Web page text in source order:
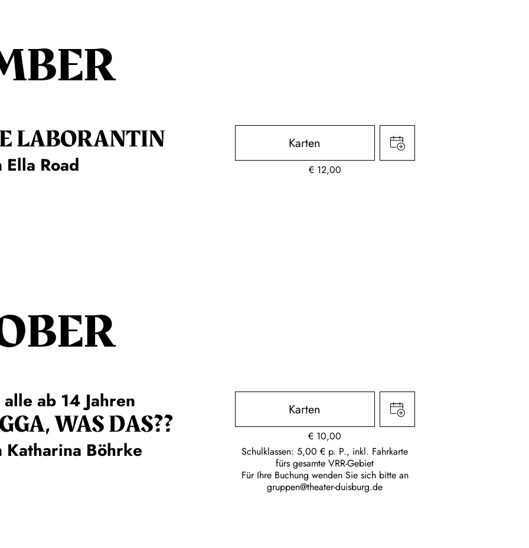
LA­BO­RAN­TIN
Ella Road
Karten
€ 12,00
ab 14 Jahren
WAS DAS??
Katharina Böhrke
Karten
€ 10,00
Schulklassen: 5,00 € p. P., inkl. Fahrkarte
fürs gesamte VRR-Gebiet
Für Ihre Buchung wenden Sie sich bitte an
gruppen@theater-duisburg.de